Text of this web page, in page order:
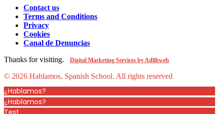
Contact us
Terms and Conditions
Privacy
Cookies
Canal de Denuncias
Thanks for visiting.
Digital Marketing Services by Adlibweb
© 2026 Hablamos, Spanish School. All rights reserved
¿Hablamos?
¿Hablamos?